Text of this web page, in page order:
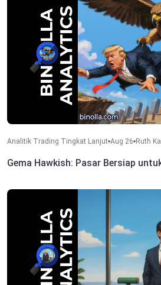
Analitik Trading Tingkat Lanjut Aug 26 Ruth
Gema Hawkish: Pasar Bersiap